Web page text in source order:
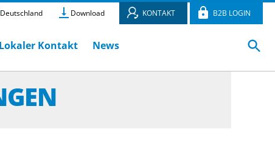
Deutschland Download KONTAKT B2B LOGIN
Lokaler Kontakt News